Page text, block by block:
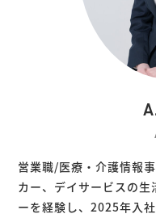
営業職/医療・介護情報
カー、デイサービスの生
ーを経験し、2025年入